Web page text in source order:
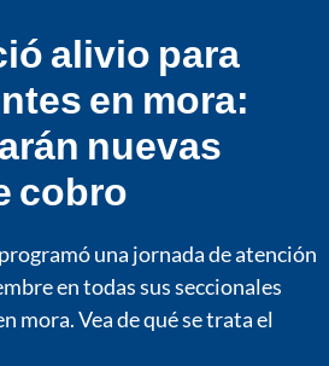
alivio para
en mora:
nuevas
cobro
una jornada de atención
en todas sus seccionales
mora. Vea de qué se trata el